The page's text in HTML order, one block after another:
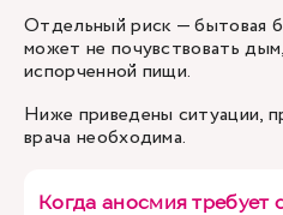
Отдельный риск — бытовая
может не почувствовать
испорченной пищи.
Ниже приведены ситуации,
врача необходима.
Когда аносмия требует